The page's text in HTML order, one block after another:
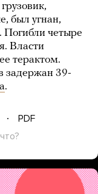
был угнан,
. Погибли четыре
Власти
терактом.
задержан 39-
.
PDF